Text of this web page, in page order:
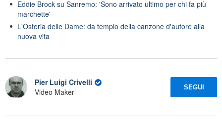
Eddie Brock su Sanremo: 'Sono arrivato ultimo per chi fa più
marchette'
L'Osteria delle Dame: da tempio della canzone d'autore alla
nuova vita
Pier Luigi Crivelli
Video Maker
SEGUI